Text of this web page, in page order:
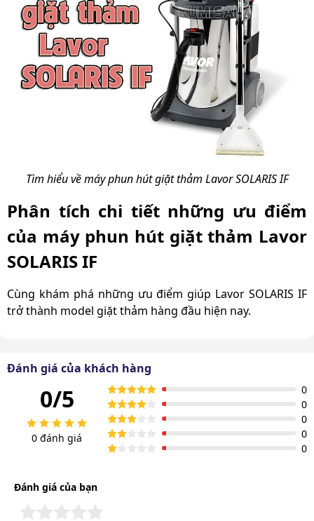
Tìm hiểu về máy phun hút giặt thảm Lavor SOLARIS IF
Phân tích chi tiết những ưu điểm
của máy phun hút giặt thảm Lavor
SOLARIS IF
Cùng khám phá những ưu điểm giúp Lavor SOLARIS IF
trở thành model giặt thảm hàng đầu hiện nay.
Lavor SOLARIS IF được sản xuất theo dây chuyền công
nghệ tiên tiến của Italy, thể hiện rõ phong cách thiết kế
châu Âu hiện đại và độ hoàn thiện cao. Từng chi tiết như
khung xe đẩy, vỏ ngoài đều được làm từ thép không gỉ,
chống va đập và chịu tải tốt.
Đánh giá của khách hàng
0/5
0 đánh giá
0
0
0
0
0
Đánh giá của bạn